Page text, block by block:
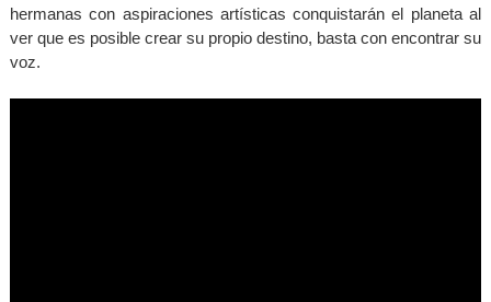
hermanas con aspiraciones artísticas conquistarán el planeta al
ver que es posible crear su propio destino, basta con encontrar su
voz.